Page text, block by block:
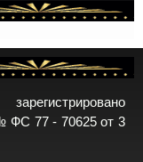
ФС 77 - 70625 от 3